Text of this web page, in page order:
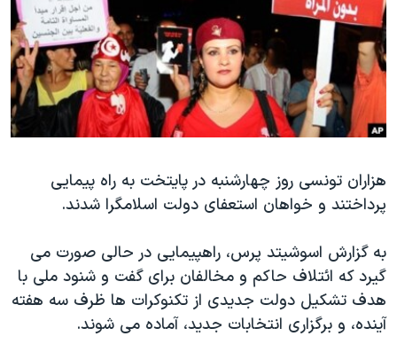
فرهنگ و زندگی
حقوق شهروندی
اقتصادی
علم و فناوری
گالری عکس
آرشیو پخش زنده
مستندها
انتخابات ریاست جمهوری آمریکا ۲۰۲۴
حمله جمهوری اسلامی به اسرائیل
رمز مهسا
اعتراضات زن، زندگی، آزادی
مجموعه مستندهای دادخواهی
دادگاه حمید نوری
چهل سال گروگان‌گیری
قانون شفافیت دارائی کادر رهبری ایران
دنبال کنید
زبانهای مختلف
هزاران تونسی روز چهارشنبه در پایتخت به راه پیمایی
پرداختند و خواهان استعفای دولت اسلامگرا شدند.
به گزارش اسوشیتد پرس، راهپیمایی در حالی صورت می
گیرد که ائتلاف حاکم و مخالفان برای گفت و شنود ملی با
هدف تشکیل دولت جدیدی از تکنوکرات ها ظرف سه هفته
آینده، و برگزاری انتخابات جدید، آماده می شوند.